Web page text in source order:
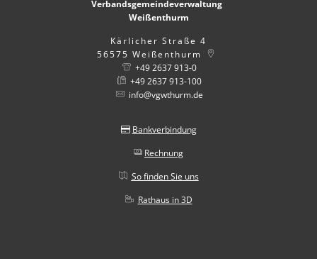
Verbandsgemeindeverwaltung
Weißenthurm
Kärlicher Straße 4
56575 Weißenthurm
+49 2637 913-0
+49 2637 913-100
info@vgwthurm.de
Bankverbindung
Rechnung
So finden Sie uns
Rathaus in 3D